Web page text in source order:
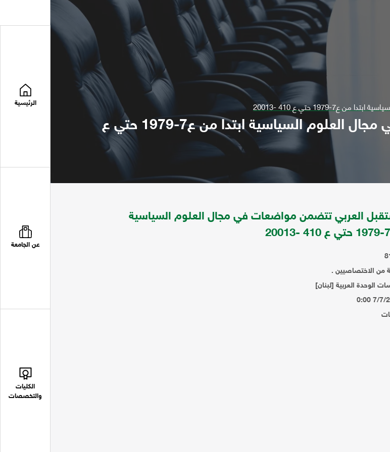
الرئيسية
عن الجامعة
الكليات
والتخصصات
حتي ع 410 -20013
مجلة المستقبل العربي تتضمن مواضعات في مجال العلوم السياسية ابتدا من ع7-1979 حتي ع
العربي تتضمن مواضعات في مجال العلوم السياسية
من الاختصاصيين .
الوحدة العربية [لبنان]
7/7/